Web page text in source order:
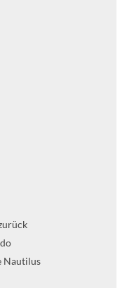
Nautilus